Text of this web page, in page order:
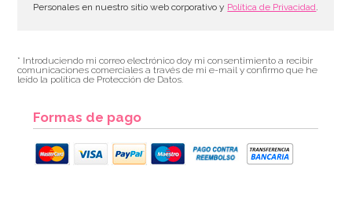
Personales en nuestro sitio web corporativo y Política de Privacidad.
* Introduciendo mi correo electrónico doy mi consentimiento a recibir
comunicaciones comerciales a través de mi e-mail y confirmo que he
leído la política de Protección de Datos.
Formas de pago